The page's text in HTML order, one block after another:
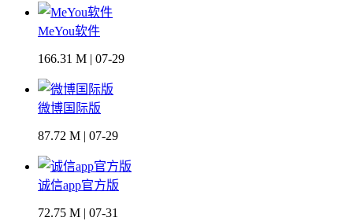
MeYou软件
166.31 M | 07-29
微博国际版
87.72 M | 07-29
诚信app官方版
72.75 M | 07-31